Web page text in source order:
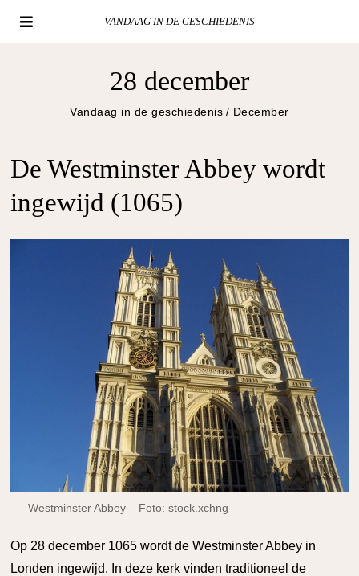
VANDAAG IN DE GESCHIEDENIS
28 december
Vandaag in de geschiedenis / December
De Westminster Abbey wordt
ingewijd (1065)
Westminster Abbey – Foto: stock.xchng
Op 28 december 1065 wordt de Westminster Abbey in
Londen ingewijd. In deze kerk vinden traditioneel de